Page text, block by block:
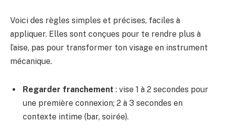
Voici des règles simples et précises, faciles à
appliquer. Elles sont conçues pour te rendre plus à
l’aise, pas pour transformer ton visage en instrument
mécanique.
Regarder franchement : vise 1 à 2 secondes pour
une première connexion; 2 à 3 secondes en
contexte intime (bar, soirée).